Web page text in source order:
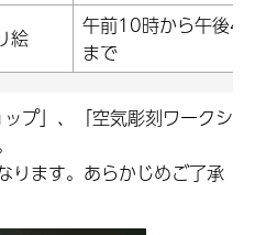
絵
午前10時から午後4
まで
プ」、「空気彫刻ワークシ
ります。あらかじめご了承